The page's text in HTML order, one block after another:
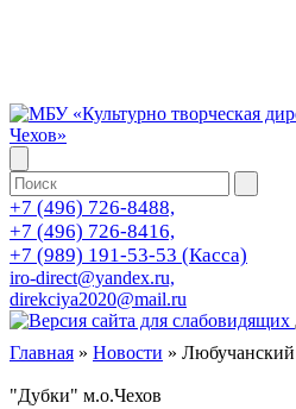
+7 (496) 726-8488,
+7 (496) 726-8416,
+7 (989) 191-53-53 (Касса)
iro-direct@yandex.ru,
direkciya2020@mail.ru
Главная » Новости » Любучанский
"Дубки" м.о.Чехов